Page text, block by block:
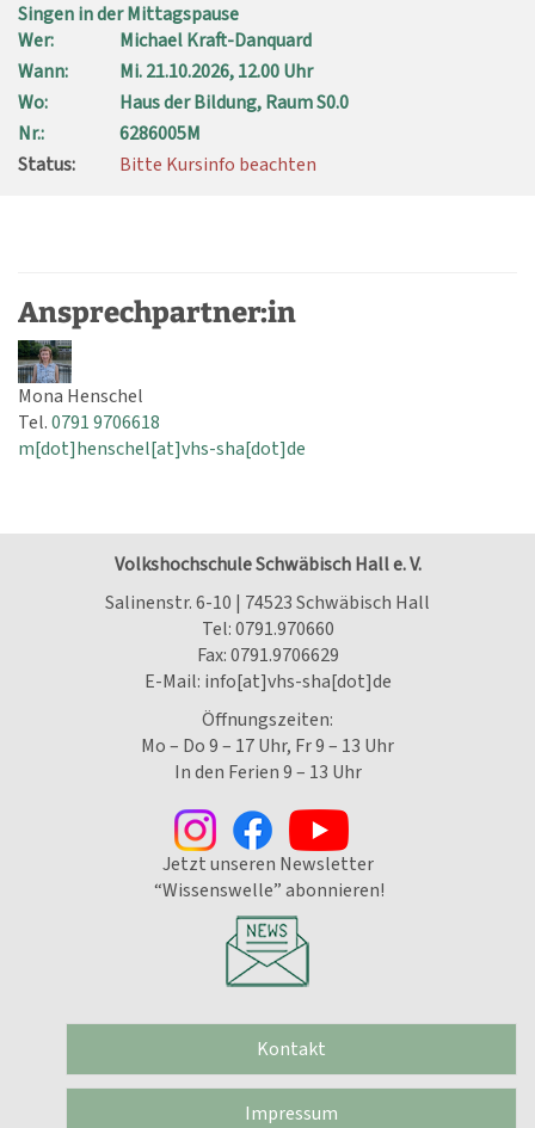
Singen in der Mittagspause
Wer:
Michael Kraft-Danquard
Wann:
Mi.21.10.2026, 12.00 Uhr
Wo:
Haus der Bildung, Raum S0.0
Nr.:
6286005M
Status:
Bitte Kursinfo beachten
Ansprechpartner:in
Mona Henschel
Tel.0791 9706618
m[dot]henschel[at]vhs-sha[dot]de
Volkshochschule Schwäbisch Hall e. V.
Salinenstr. 6-10 | 74523 Schwäbisch Hall
Tel:0791.970660
Fax: 0791.9706629
E-Mail: info[at]vhs-sha[dot]de
Öffnungszeiten:
Mo – Do 9 – 17 Uhr, Fr 9 – 13 Uhr
In den Ferien 9 – 13 Uhr
Jetzt unseren Newsletter
“Wissenswelle” abonnieren!
Kontakt
Impressum